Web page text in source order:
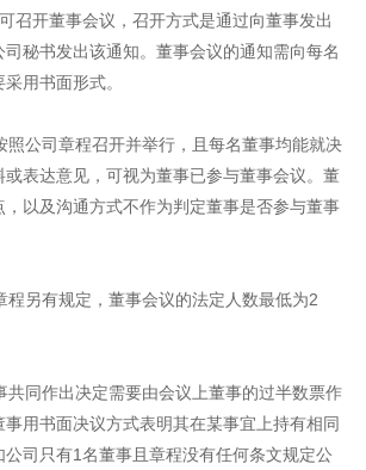
召开董事会议，召开方式是通过向董事发出
秘书发出该通知。董事会议的通知需向每名
用书面形式。
照公司章程召开并举行，且每名董事均能就决
表达意见，可视为董事已参与董事会议。董
以及沟通方式不作为判定董事是否参与董事
程另有规定，董事会议的法定人数最低为2
共同作出决定需要由会议上董事的过半数票作
用书面决议方式表明其在某事宜上持有相同
公司只有1名董事且章程没有任何条文规定公